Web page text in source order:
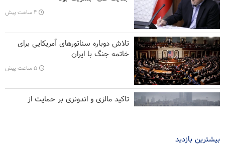
ضروری است
فارن افرز: آمریکا باید غرب آسیا را ترک کند
سی‌ان‌ان افشا کرد: ستاد ارتش آمریکا به دنبال راهی برای خروج از
جنگ است
۴ ساعت پیش
تلاش دوباره سناتورهای آمریکایی برای
خاتمه جنگ با ایران
۵ ساعت پیش
تاکید مالزی و اندونزی بر حمایت از
بیشترین بازدید